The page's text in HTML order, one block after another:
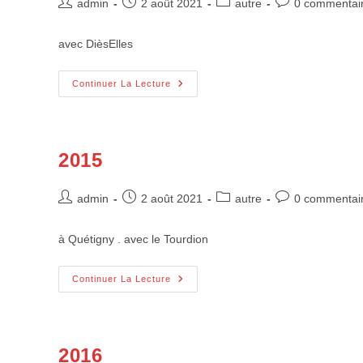
admin 2 août 2021 autre 0
avec DièsElles
Continuer La Lecture 2014
2015
Auteur/autrice
publication :
admin
Publication
2 août 2021
Postautre
Commentaires
0
à Quétigny . avec le Tourdion
Continuer La Lecture 2015
2016